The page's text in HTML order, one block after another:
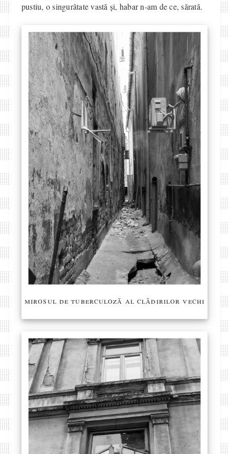
pustiu, o singurătate vastă și, habar n-am de ce, sărată.
mirosul de tuberculoză al clădirilor vechi